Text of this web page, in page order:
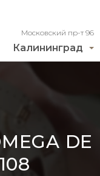
Калининград
Московский пр-т 96
DE